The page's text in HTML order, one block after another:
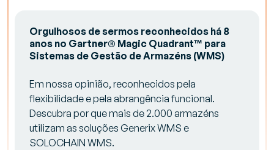
Orgulhosos de sermos reconhecidos há 8
anos no Gartner® Magic Quadrant™ para
Sistemas de Gestão de Armazéns (WMS)
Em nossa opinião, reconhecidos pela
flexibilidade e pela abrangência funcional.
Descubra por que mais de 2.000 armazéns
utilizam as soluções Generix WMS e
SOLOCHAIN WMS.